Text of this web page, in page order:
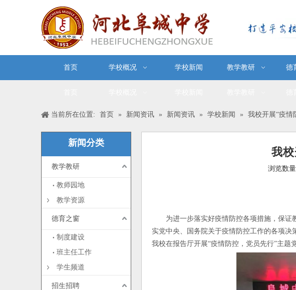
首页 学校概况 学校新闻 教学教研 德
当前所在位置: 首页 » 新闻资讯 » 新闻资讯 » 学校新闻 » 我校开展“疫情
新闻分类
教学教研
教师园地
教学资源
德育之窗
制度建设
班主任工作
学生频道
招生招聘
我
浏览数量
为进一步落实好疫情防控各项措施，保证教
实党中央、国务院关于疫情防控工作的各项决
我校在报告厅开展“疫情防控，党员先行”主题